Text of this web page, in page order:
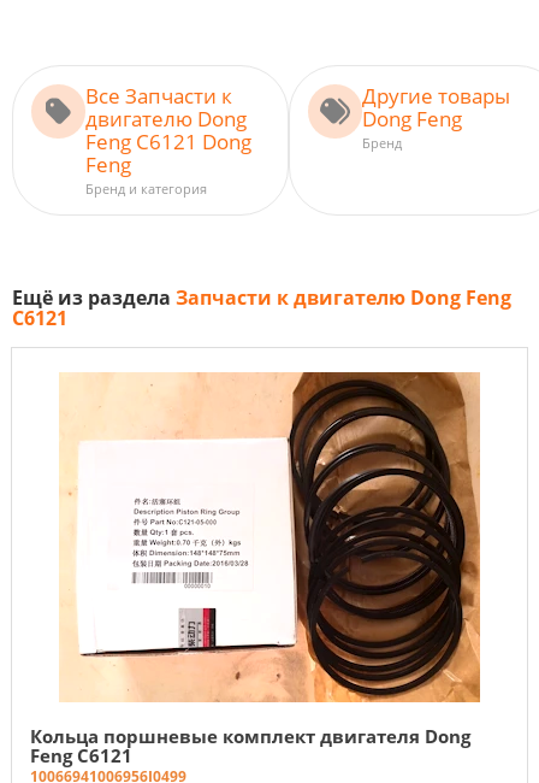
Все Запчасти к
двигателю Dong
Feng C6121 Dong
Feng
Бренд и категория
Другие товары
Dong Feng
Бренд
Ещё из раздела Запчасти к двигателю Dong Feng
C6121
Кольца поршневые комплект двигателя Dong
Feng C6121
10066941006956I0499